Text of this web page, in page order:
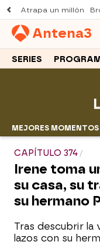
Atrapa un millón
Antena3
SERIES
MEJORES MOMENTOS
CAPÍTULO 374
Irene toma
su casa, su
su hermano
Tras descubrir la
lazos con su